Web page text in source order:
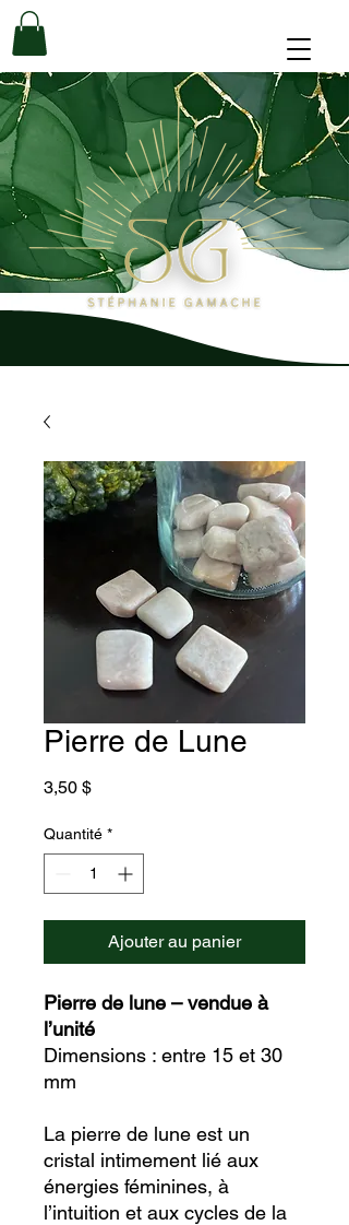
Pierre de Lune
3,50 $Prix
Quantité *
Ajouter au panier
Pierre de lune – vendue à
l’unité
Dimensions : entre 15 et 30
mm
La pierre de lune est un
cristal intimement lié aux
énergies féminines, à
l’intuition et aux cycles de la